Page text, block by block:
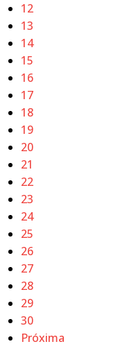
12
13
14
15
16
17
18
19
20
21
22
23
24
25
26
27
28
29
30
Próxima